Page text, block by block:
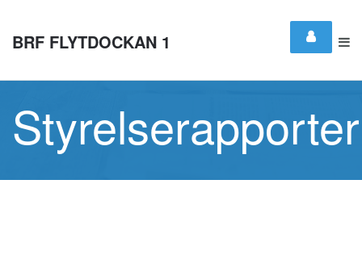
BRF FLYTDOCKAN 1
Styrelserapporter